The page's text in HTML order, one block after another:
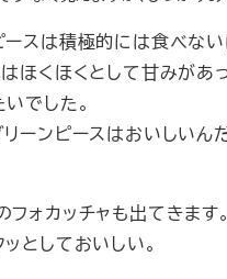
ースは積極的には食べな
ほくほくとして甘みがあ
でした。
ーンピースはおいしいん
ォカッチャも出てきます。
としておいしい。